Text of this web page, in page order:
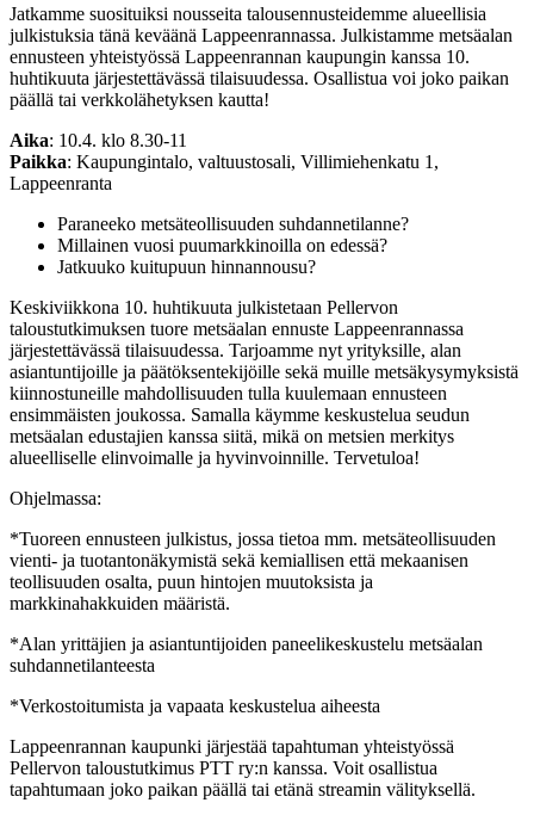
Jatkamme suosituiksi nousseita talousennusteidemme alueellisia
julkistuksia tänä keväänä Lappeenrannassa. Julkistamme metsäalan
ennusteen yhteistyössä Lappeenrannan kaupungin kanssa 10.
huhtikuuta järjestettävässä tilaisuudessa. Osallistua voi joko paikan
päällä tai verkkolähetyksen kautta!
Aika: 10.4. klo 8.30-11
Paikka: Kaupungintalo, valtuustosali, Villimiehenkatu 1,
Lappeenranta
Paraneeko metsäteollisuuden suhdannetilanne?
Millainen vuosi puumarkkinoilla on edessä?
Jatkuuko kuitupuun hinnannousu?
Keskiviikkona 10. huhtikuuta julkistetaan Pellervon
taloustutkimuksen tuore metsäalan ennuste Lappeenrannassa
järjestettävässä tilaisuudessa. Tarjoamme nyt yrityksille, alan
asiantuntijoille ja päätöksentekijöille sekä muille metsäkysymyksistä
kiinnostuneille mahdollisuuden tulla kuulemaan ennusteen
ensimmäisten joukossa. Samalla käymme keskustelua seudun
metsäalan edustajien kanssa siitä, mikä on metsien merkitys
alueelliselle elinvoimalle ja hyvinvoinnille. Tervetuloa!
Ohjelmassa:
*Tuoreen ennusteen julkistus, jossa tietoa mm. metsäteollisuuden
vienti- ja tuotantonäkymistä sekä kemiallisen että mekaanisen
teollisuuden osalta, puun hintojen muutoksista ja
markkinahakkuiden määristä.
*Alan yrittäjien ja asiantuntijoiden paneelikeskustelu metsäalan
suhdannetilanteesta
*Verkostoitumista ja vapaata keskustelua aiheesta
Lappeenrannan kaupunki järjestää tapahtuman yhteistyössä
Pellervon taloustutkimus PTT ry:n kanssa. Voit osallistua
tapahtumaan joko paikan päällä tai etänä streamin välityksellä.